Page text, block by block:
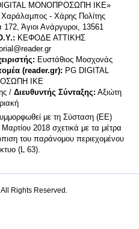
MONΟΠΡΟΣΩΠΗ ΙΚΕ»
- Χάρης Πολίτης
Άγιοι Ανάργυροι, 13561
ΚΕΦΟΔΕ ΑΤΤΙΚΗΣ
Ευστάθιος Μοσχονάς
(reader.gr): PG DIGITAL
ΙΚΕ
/ Διευθυντής Σύνταξης: Αξιώτη
με τη Σύσταση (ΕΕ)
2018 σχετικά με τα μέτρα
του παράνομου περιεχομένου
(L 63).
Rights Reserved.